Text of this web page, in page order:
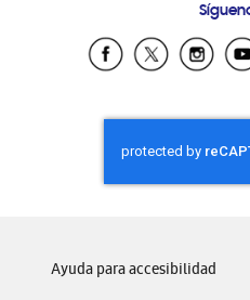
Samsung
Samsung
Samsung
Samsung
Samsung
Samsung
Ayuda para accesibilidad